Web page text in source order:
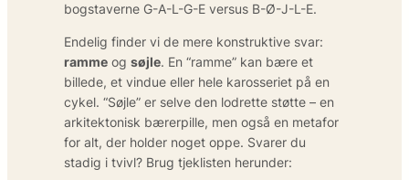
bogstaverne G-A-L-G-E versus B-Ø-J-L-E.
Endelig finder vi de mere konstruktive svar:
ramme og søjle. En “ramme” kan bære et
billede, et vindue eller hele karosseriet på en
cykel. “Søjle” er selve den lodrette støtte – en
arkitektonisk bærerpille, men også en metafor
for alt, der holder noget oppe. Svarer du
stadig i tvivl? Brug tjeklisten herunder: